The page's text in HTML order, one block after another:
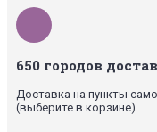
650 городов
Доставка на пункты
(выберите в корзине)